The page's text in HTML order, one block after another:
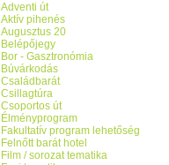
Adventi út
Aktív pihenés
Augusztus 20
Belépőjegy
Bor - Gasztronómia
Búvárkodás
Családbarát
Csillagtúra
Csoportos út
Élményprogram
Fakultatív program lehetőség
Felnőtt barát hotel
Film / sorozat tematika